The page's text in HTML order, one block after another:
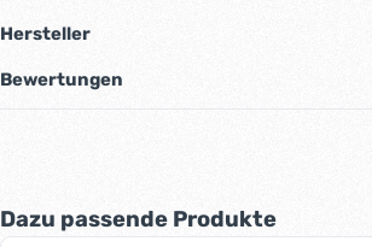
Hersteller
Bewertungen
Produktgalerie überspringen
Dazu passende Produkte